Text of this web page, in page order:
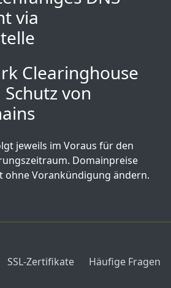
via
Clearinghouse
Schutz von
jeweils im Voraus für den
Domainpreise
ohne Vorankündigung ändern.
SSL-Zertifikate
Häufige Fragen